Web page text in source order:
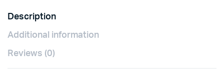
Description
Additional information
Reviews (0)